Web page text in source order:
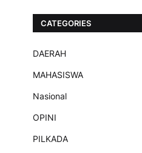
CATEGORIES
DAERAH
MAHASISWA
Nasional
OPINI
PILKADA